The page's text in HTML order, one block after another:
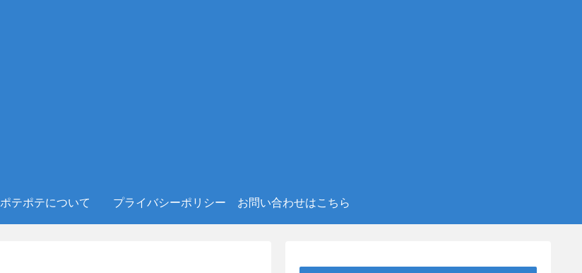
ポテポテについて プライバシーポリシー お問い合わせはこちら